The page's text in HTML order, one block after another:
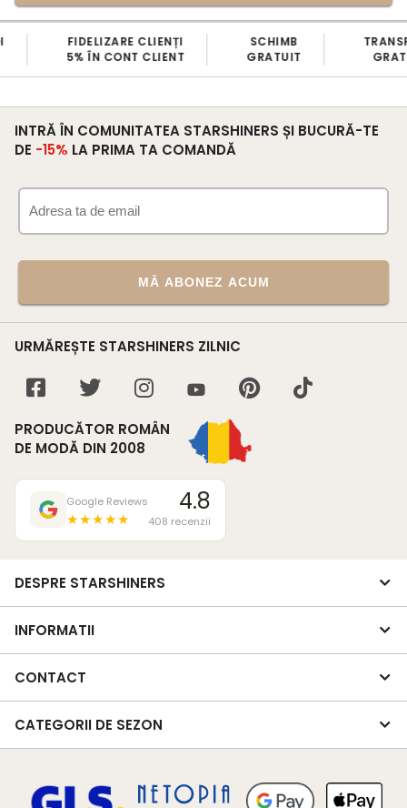
FIDELIZARE CLIENȚI
5% ÎN CONT CLIENT
SCHIMB
GRATUIT
INTRĂ ÎN COMUNITATEA STARSHINERS ȘI BUCURĂ-TE
DE -15% LA PRIMA TA COMANDĂ
MĂ ABONEZ ACUM
URMĂREȘTE STARSHINERS ZILNIC
PRODUCĂTOR ROMÂN
DE MODĂ DIN 2008
Google Reviews
★★★★★
4.8
408 recenzii
DESPRE STARSHINERS
INFORMATII
CONTACT
CATEGORII DE SEZON